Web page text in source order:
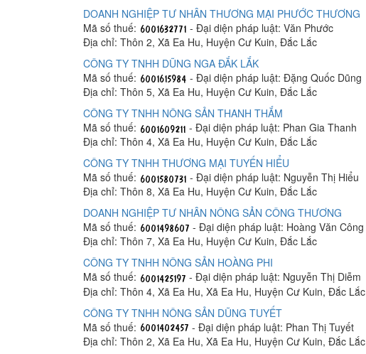
DOANH NGHIỆP TƯ NHÂN THƯƠNG MẠI PHƯỚC THƯƠNG
Mã số thuế:
- Đại diện pháp luật: Văn Phước
Địa chỉ: Thôn 2, Xã Ea Hu, Huyện Cư Kuin, Đắc Lắc
CÔNG TY TNHH DŨNG NGA ĐẮK LẮK
Mã số thuế:
- Đại diện pháp luật: Đặng Quốc Dũng
Địa chỉ: Thôn 5, Xã Ea Hu, Huyện Cư Kuin, Đắc Lắc
CÔNG TY TNHH NÔNG SẢN THANH THẮM
Mã số thuế:
- Đại diện pháp luật: Phan Gia Thanh
Địa chỉ: Thôn 4, Xã Ea Hu, Huyện Cư Kuin, Đắc Lắc
CÔNG TY TNHH THƯƠNG MẠI TUYẾN HIỂU
Mã số thuế:
- Đại diện pháp luật: Nguyễn Thị Hiểu
Địa chỉ: Thôn 8, Xã Ea Hu, Huyện Cư Kuin, Đắc Lắc
DOANH NGHIỆP TƯ NHÂN NÔNG SẢN CÔNG THƯƠNG
Mã số thuế:
- Đại diện pháp luật: Hoàng Văn Công
Địa chỉ: Thôn 7, Xã Ea Hu, Huyện Cư Kuin, Đắc Lắc
CÔNG TY TNHH NÔNG SẢN HOÀNG PHI
Mã số thuế:
- Đại diện pháp luật: Nguyễn Thị Diễm
Địa chỉ: Thôn 4, Xã Ea Hu, Xã Ea Hu, Huyện Cư Kuin, Đắc Lắc
CÔNG TY TNHH NÔNG SẢN DŨNG TUYẾT
Mã số thuế:
- Đại diện pháp luật: Phan Thị Tuyết
Địa chỉ: Thôn 2, Xã Ea Hu, Xã Ea Hu, Huyện Cư Kuin, Đắc Lắc